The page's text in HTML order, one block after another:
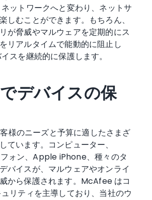
ットワークへと変わり、ネットサ
しむことができます。もちろん、
が脅威やマルウェアを定期的にス
リアルタイムで能動的に阻止し
スを継続的に保護します。
デバイスの保
様のニーズと予算に適したさまざ
ています。コンピューター、
ォン、Apple iPhone、種々のタ
バイスが、マルウェアやオンライ
から保護されます。McAfee はコ
リティを主導しており、当社のウ